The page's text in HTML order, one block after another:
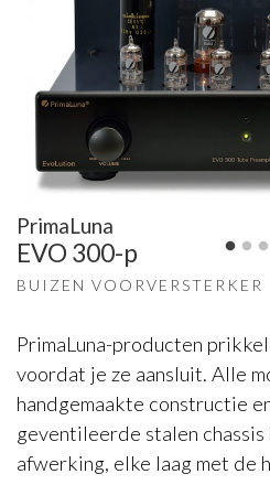
PrimaLuna
EVO 300-p
BUIZEN VOORVERSTERKER
PrimaLuna-producten
voordat je ze aansluit. Alle
handgemaakte constructie
geventileerde stalen
afwerking, elke laag met de